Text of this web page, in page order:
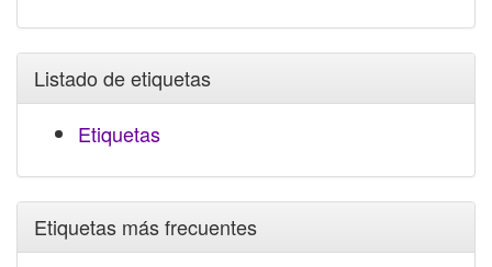
Listado de etiquetas
Etiquetas
Etiquetas más frecuentes